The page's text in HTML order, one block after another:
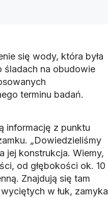
się wody, która była
śladach na obudowie
terminu badań.
informację z punktu
„Dowiedzieliśmy
jej konstrukcja. Wiemy,
od głębokości ok. 10
Znajdują się tam
w łuk, zamyka